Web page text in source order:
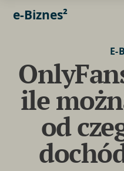
e-Biznes²
E-
ile
od